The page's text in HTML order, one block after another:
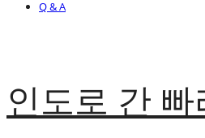
Q & A
인도로 간 빠